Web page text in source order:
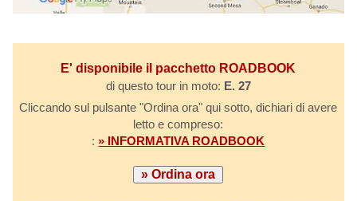
E' disponibile il pacchetto ROADBOOK
di questo tour in moto: E. 27
Cliccando sul pulsante "Ordina ora" qui sotto, dichiari di avere
letto e compreso:
:» INFORMATIVA ROADBOOK